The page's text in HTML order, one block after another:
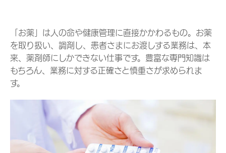
「お薬」は人の命や健康管理に直接かかわるもの。お薬
を取り扱い、調剤し、患者さまにお渡しする業務は、本
来、薬剤師にしかできない仕事です。豊富な専門知識は
もちろん、業務に対する正確さと慎重さが求められま
す。